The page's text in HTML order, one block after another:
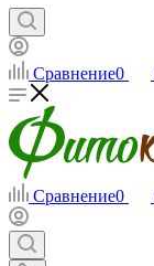
Сравнение0
Сравнение0